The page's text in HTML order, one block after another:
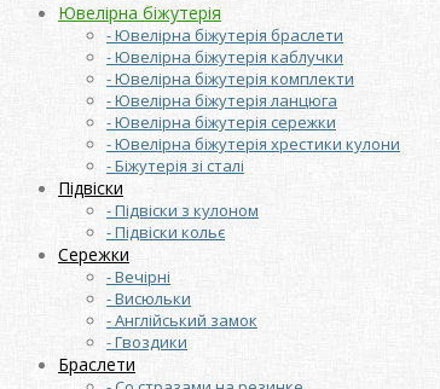
Ювелірна біжутерія
- Ювелірна біжутерія браслети
- Ювелірна біжутерія каблучки
- Ювелірна біжутерія комплекти
- Ювелірна біжутерія ланцюга
- Ювелірна біжутерія сережки
- Ювелірна біжутерія хрестики кулони
- Біжутерія зі сталі
Підвіски
- Підвіски з кулоном
- Підвіски кольє
Сережки
- Вечірні
- Висюльки
- Англійський замок
- Гвоздики
Браслети